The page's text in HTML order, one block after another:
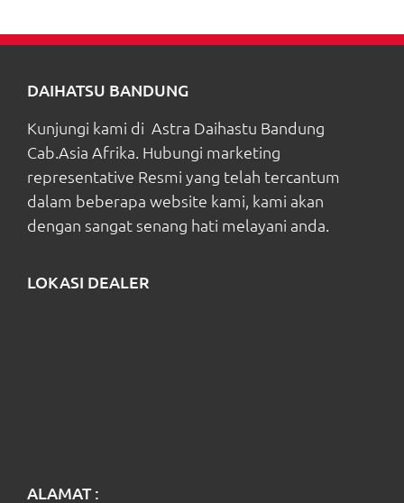
DAIHATSU BANDUNG
Kunjungi kami di Astra Daihastu Bandung
Cab.Asia Afrika. Hubungi marketing
representative Resmi yang telah tercantum
dalam beberapa website kami, kami akan
dengan sangat senang hati melayani anda.
LOKASI DEALER
ALAMAT :